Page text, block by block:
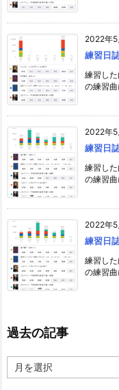
2022年5
練習日
練習し
の練習
2022年5
練習日
練習し
の練習
2022年5
練習日
練習し
の練習
過去の記事
去